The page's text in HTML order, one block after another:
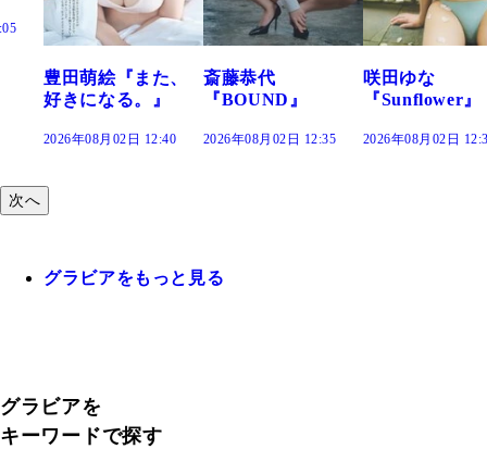
豊田萌絵『また、
好きになる。』
2026年08月02日 12:40
斎藤恭代
『BOUND』
2026年08月02日 12:35
咲田ゆな
『Sunflower』
2026年08月02日 12:30
次へ
グラビアをもっと見る
グラビアを
キーワードで探す